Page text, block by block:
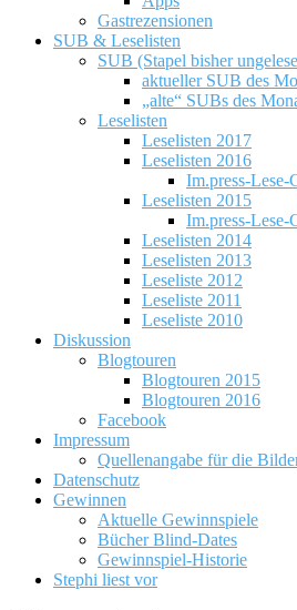
Gastrezensionen
SUB & Leselisten
SUB (Stapel bisher
aktueller SUB des
„alte“ SUBs des
Leselisten
Leselisten 2017
Leselisten 2016
Im.press-Lese-
Leselisten 2015
Im.press-Lese-
Leselisten 2014
Leselisten 2013
Leseliste 2012
Leseliste 2011
Leseliste 2010
Diskussion
Blogtouren
Blogtouren 2015
Blogtouren 2016
Facebook
Impressum
Quellenangabe für die
Datenschutz
Gewinnen
Aktuelle Gewinnspiele
Bücher Blind-Dates
Gewinnspiel-Historie
Stephi liest vor